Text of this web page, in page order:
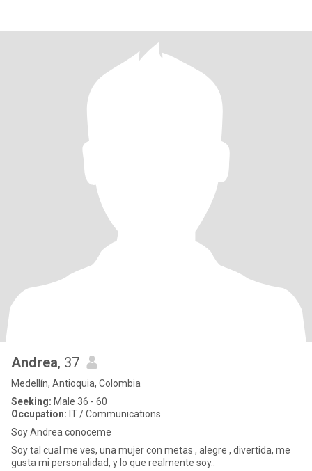
Andrea, 37
Medellín, Antioquia, Colombia
Seeking: Male 36 - 60
Occupation: IT / Communications
Soy Andrea conoceme
Soy tal cual me ves, una mujer con metas , alegre , divertida, me
gusta mi personalidad, y lo que realmente soy..